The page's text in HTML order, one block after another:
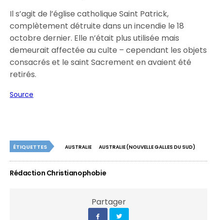
Il s’agit de l’église catholique Saint Patrick,
complètement détruite dans un incendie le 18
octobre dernier. Elle n’était plus utilisée mais
demeurait affectée au culte – cependant les objets
consacrés et le saint Sacrement en avaient été
retirés.
Source
ÉTIQUETTES AUSTRALIE AUSTRALIE (NOUVELLE GALLES DU SUD)
Rédaction Christianophobie
Partager